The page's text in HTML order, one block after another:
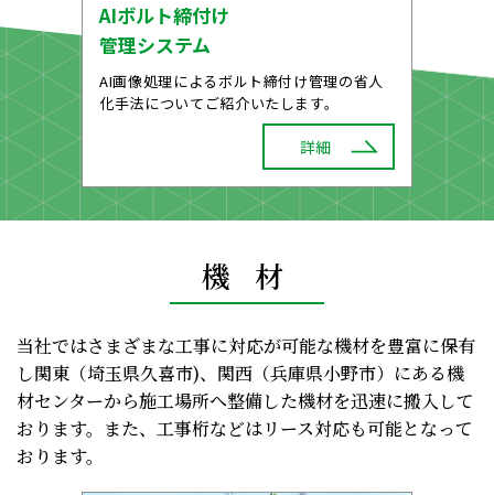
AIボルト締付け
管理システム
AI画像処理によるボルト締付け管理の省人
化手法についてご紹介いたします。
詳細
機 材
当社ではさまざまな工事に対応が可能な機材を豊富に保有
し関東（埼玉県久喜市)、関西（兵庫県小野市）にある機
材センターから施工場所へ整備した機材を迅速に搬入して
おります。また、工事桁などはリース対応も可能となって
おります。